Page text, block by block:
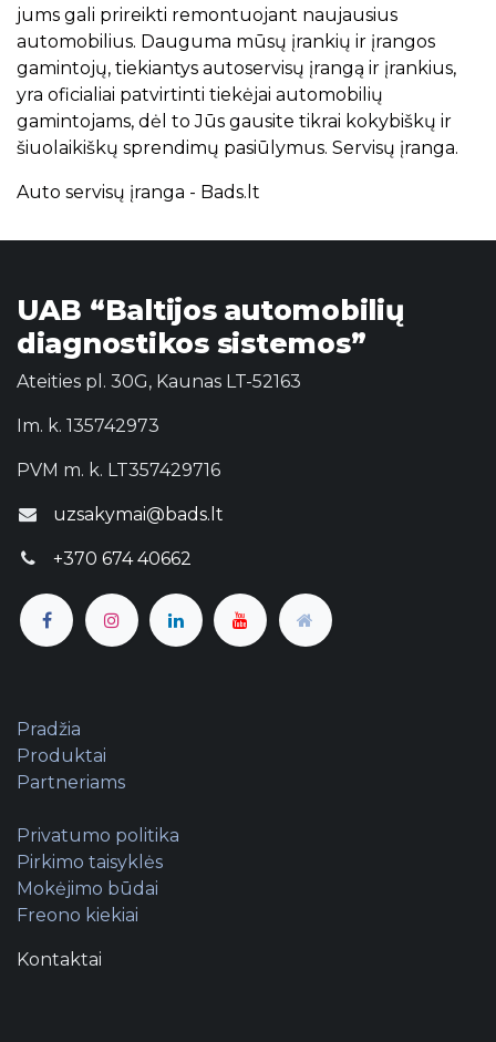
jums gali prireikti remontuojant naujausius
automobilius. Dauguma mūsų įrankių ir įrangos
gamintojų, tiekiantys autoservisų įrangą ir įrankius,
yra oficialiai patvirtinti tiekėjai automobilių
gamintojams, dėl to Jūs gausite tikrai kokybiškų ir
šiuolaikiškų sprendimų pasiūlymus. Servisų įranga.
Auto servisų įranga - Bads.lt
UAB “Baltijos automobilių
diagnostikos sistemos”
Ateities pl. 30G, Kaunas LT-52163
Im. k. 135742973
PVM m. k. LT357429716
uzsakymai@bads.lt
+370 674 40662
Pradžia
Produktai
Partneriams
Privatumo politika
Pirkimo taisyklės
Mokėjimo būdai
Freono kiekiai
Kontaktai